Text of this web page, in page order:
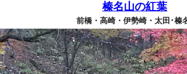
榛名山の紅葉
前橋・高崎・伊勢崎・太田･榛